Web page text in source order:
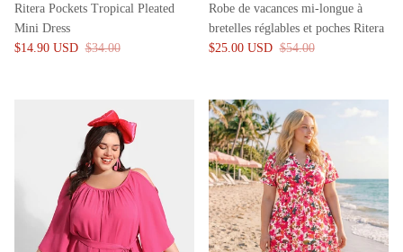
Ritera Pockets Tropical Pleated
Mini Dress
$14.90 USD $34.00
Robe de vacances mi-longue à
bretelles réglables et poches Ritera
$25.00 USD $54.00